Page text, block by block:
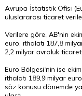
Avrupa İstatistik Ofisi
uluslararası ticaret
Verilere göre, AB'nin
euro, ithalatı 187,8
2,2 milyar avroluk
Euro Bölgesi'nin ise
ithalatı 189,9 milyar
söz konusu dönemde